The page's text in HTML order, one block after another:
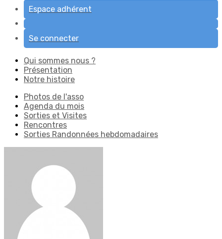
Espace adhérent
Se connecter
Qui sommes nous ?
Présentation
Notre histoire
Photos de l'asso
Agenda du mois
Sorties et Visites
Rencontres
Sorties Randonnées hebdomadaires